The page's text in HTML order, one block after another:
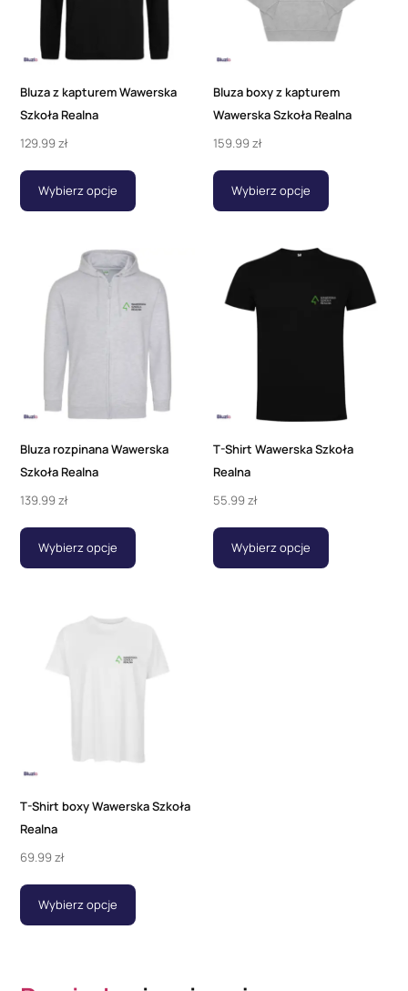
Bluza z kapturem Wawerska
Szkoła Realna
129.99zł
Wybierz opcje
Bluza boxy z kapturem
Wawerska Szkoła Realna
159.99 zł
Wybierz opcje
Bluza rozpinana Wawerska
Szkoła Realna
139.99zł
Wybierz opcje
T-Shirt Wawerska Szkoła
Realna
55.99 zł
Wybierz opcje
T-Shirt boxy Wawerska Szkoła
Realna
69.99zł
Wybierz opcje